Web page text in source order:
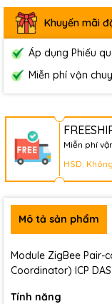
Khuyến mãi
Áp dụng Phiếu
Miễn phí vận
Miễn phí
HSD:
Mô tả sản phẩm
Module ZigBee Pair-
Coordinator) ICP
Tính năng